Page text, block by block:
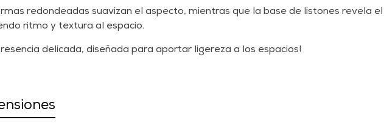
redondeadas suavizan el aspecto, mientras que la base de listones revela
ritmo y textura al espacio.
delicada, diseñada para aportar ligereza a los espacios!